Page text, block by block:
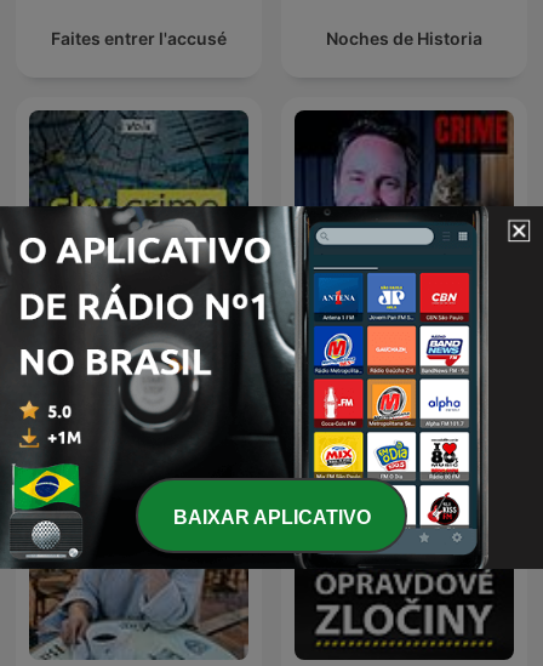
Faites entrer l'accusé Noches de Historia
Sky Crime Podcast
CRIME e MISTÉRIO c/ Beto
Ribeiro
BAIXAR APLICATIVO